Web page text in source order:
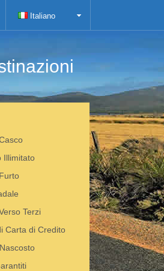
Italiano
Illimitato
Terzi
Carta di Credito